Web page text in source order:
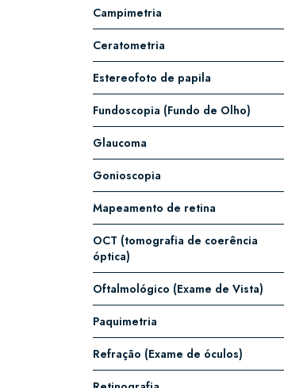
Campimetria
Ceratometria
Estereofoto de papila
Fundoscopia (Fundo de Olho)
Glaucoma
Gonioscopia
Mapeamento de retina
OCT (tomografia de coerência
óptica)
Oftalmológico (Exame de Vista)
Paquimetria
Refração (Exame de óculos)